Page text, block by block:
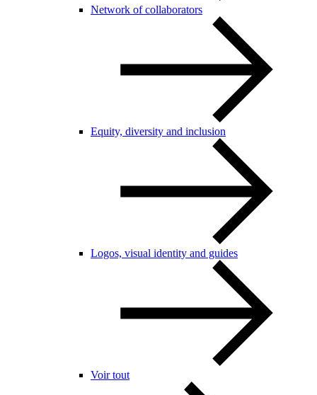
Network of collaborators
Equity, diversity and inclusion
Logos, visual identity and guides
Voir tout